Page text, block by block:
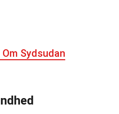
Sydsudan